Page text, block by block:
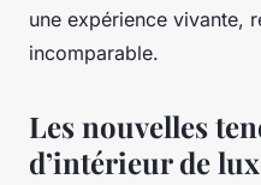
une expérience vivante,
incomparable.
Les nouvelles
d’intérieur de